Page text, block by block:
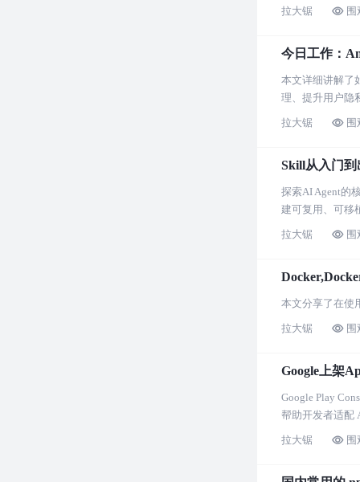
拉大锯 围
今日工作：
本文详细讲解了
理、提升用户隐
拉大锯 围
Skill从入门到
探索AI Agent的
建可复用、可移
拉大锯 围
本文分享了在使
拉大锯 围
Google上架
Google Play
帮助开发者适配
拉大锯 围